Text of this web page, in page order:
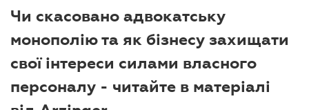
Чи скасовано адвокатську
монополію та як бізнесу захищати
свої інтереси силами власного
персоналу - читайте в матеріалі